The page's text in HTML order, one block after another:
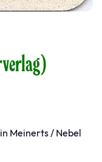
Meinerts / Nebel